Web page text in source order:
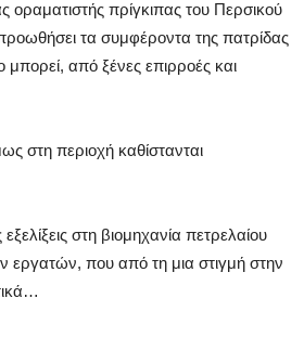
οραματιστής πρίγκιπας του Περσικού
τα συμφέροντα της πατρίδας
από ξένες επιρροές και
στη περιοχή καθίστανται
εξελίξεις στη βιομηχανία πετρελαίου
εργατών, που από τη μια στιγμή στην